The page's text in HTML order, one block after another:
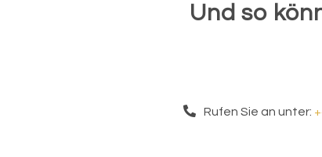
Und so
Rufen Sie an unter: